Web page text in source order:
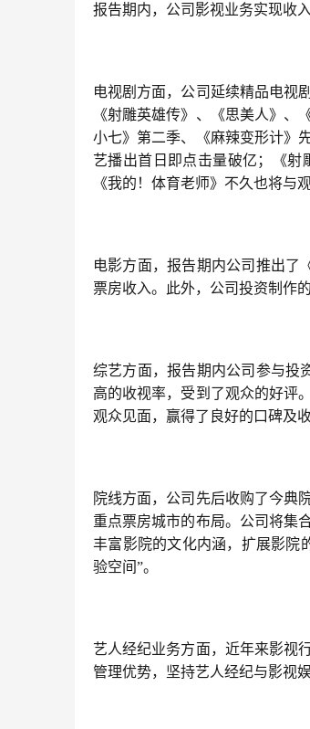
报告期内，公司影视业务实现收
电视剧方面，公司延续精品电视
《射雕英雄传》、《思美人》
小七》第二季、《麻辣变形计》
艺播出首日即点击量破亿；《射
《我的！体育老师》不久也将与
电影方面，报告期内公司推出了
票房收入。此外，公司投资制作
综艺方面，报告期内公司参与投
高的收视率，受到了观众的好评
观众见面，赢得了良好的口碑及收
院线方面，公司先后收购了今典
重点票房城市的布局。公司将集
丰富影院的文化内涵，扩展影院
验空间”。
艺人经纪业务方面，近年来影视
管理优势，坚持艺人经纪与影视